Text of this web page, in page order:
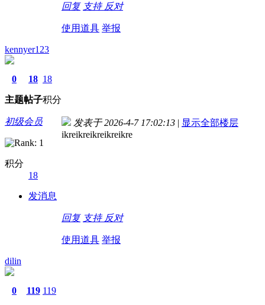
回复 支持 反对
使用道具 举报
kennyer123
0
主题
18
帖子
18
积分
初级会员
积分
18
发消息
发表于 2026-4-7 17:02:13 | 显示全部楼层
ikreikreikreikreikre
回复 支持 反对
使用道具 举报
dilin
0 119 119